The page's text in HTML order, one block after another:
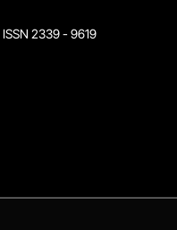
ISSN 2339 - 9619